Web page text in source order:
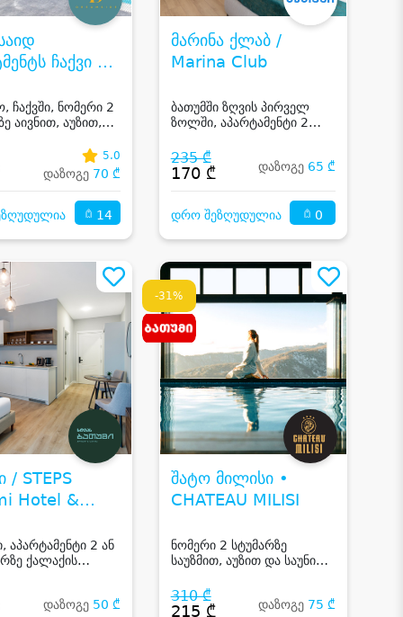
ჩაქვი •
ჩაქვში, ნომერი 2
აივნით, აუზით,
და სპორტ5.0
დაზოგე 70 ₾
14
მარინა ქლაბ /
Marina Club
ბათუმში ზღვის პირველ
ზოლში, აპარტამენტი 2
235 ₾
170 ₾ დაზოგე 65 ₾
დრო შეზღუდულია 0
/ STEPS
Hotel &
აპარტამენტი 2 ან
ქალაქის
ფიტნეს სივრცე
დაზოგე 50 ₾
-31%
შატო მილისი •
CHATEAU MILISI
ნომერი 2 სტუმარზე
საუზმით, აუზით და საუნით
310 ₾
215 ₾ დაზოგე 75 ₾